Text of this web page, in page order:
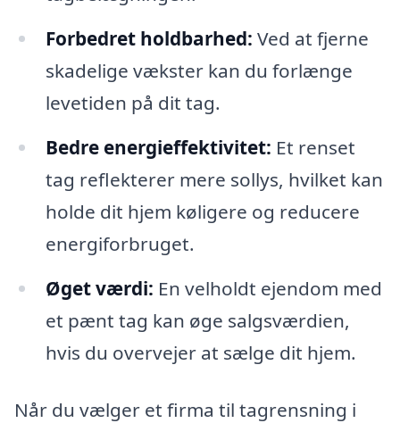
Forbedret holdbarhed: Ved at fjerne
skadelige vækster kan du forlænge
levetiden på dit tag.
Bedre energieffektivitet: Et renset
tag reflekterer mere sollys, hvilket kan
holde dit hjem køligere og reducere
energiforbruget.
Øget værdi: En velholdt ejendom med
et pænt tag kan øge salgsværdien,
hvis du overvejer at sælge dit hjem.
Når du vælger et firma til tagrensning i